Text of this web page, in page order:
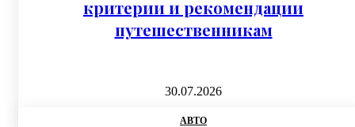
критерии и рекомендации
путешественникам
30.07.2026
АВТО